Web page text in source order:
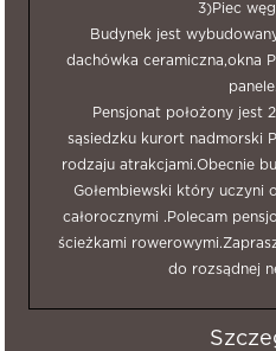
3)Piec
Budynek jest
dachówka ceramiczna,okna
panele.
Pensjonat położony jest
sąsiedzku kurort nadmorski
rodzaju atrakcjami.Obecnie
Gołembiewski który uczyni
całorocznymi .Polecam
ścieżkami
do rozsądnej